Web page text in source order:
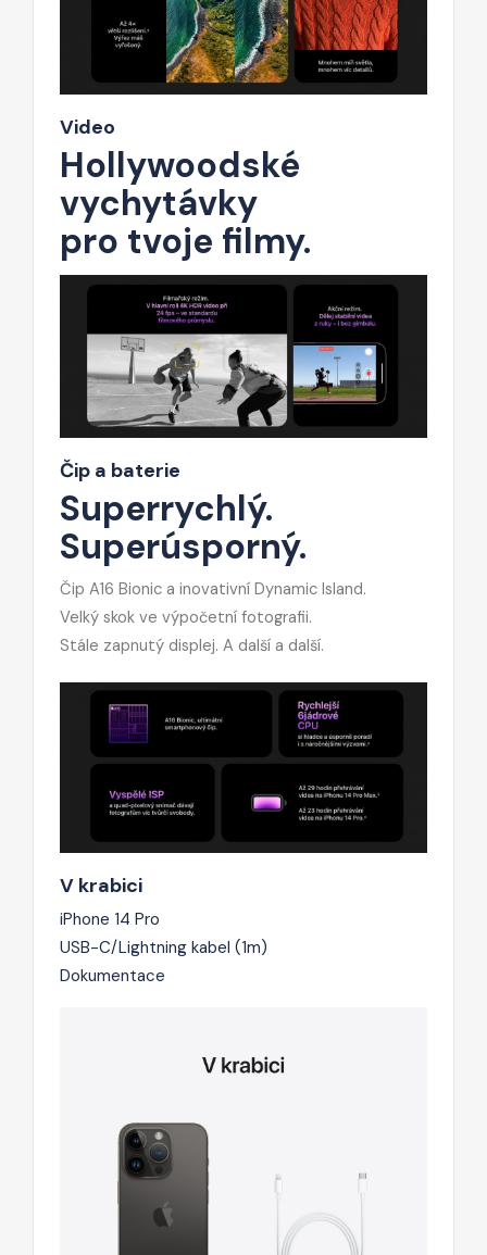
Video
Hollywoodské
vychytávky
pro tvoje filmy.
Čip a baterie
Superrychlý.
Superúsporný.
Čip A16 Bionic a inovativní Dynamic Island.
Velký skok ve výpočetní fotografii.
Stále zapnutý displej. A další a další.
V krabici
iPhone 14 Pro
USB-C/Lightning kabel (1m)
Dokumentace